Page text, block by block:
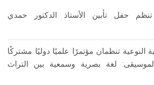
حفل تأبين الأستاذ الدكتور حمدي
النوعية تنظمان مؤتمرًا علميًا دوليًا مشتركًا
لغة بصرية وسمعية بين التراث